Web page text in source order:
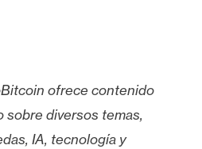
ofrece contenido
sobre diversos temas,
IA, tecnología y